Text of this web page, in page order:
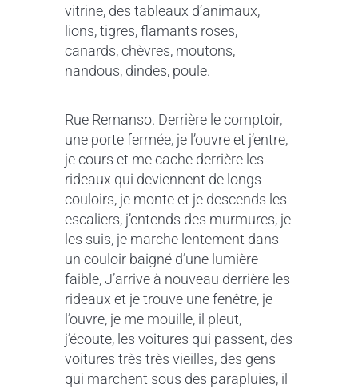
vitrine, des tableaux d’animaux,
lions, tigres, flamants roses,
canards, chèvres, moutons,
nandous, dindes, poule.
Rue Remanso. Derrière le comptoir,
une porte fermée, je l’ouvre et j’entre,
je cours et me cache derrière les
rideaux qui deviennent de longs
couloirs, je monte et je descends les
escaliers, j’entends des murmures, je
les suis, je marche lentement dans
un couloir baigné d’une lumière
faible, J’arrive à nouveau derrière les
rideaux et je trouve une fenêtre, je
l’ouvre, je me mouille, il pleut,
j’écoute, les voitures qui passent, des
voitures très très vieilles, des gens
qui marchent sous des parapluies, il